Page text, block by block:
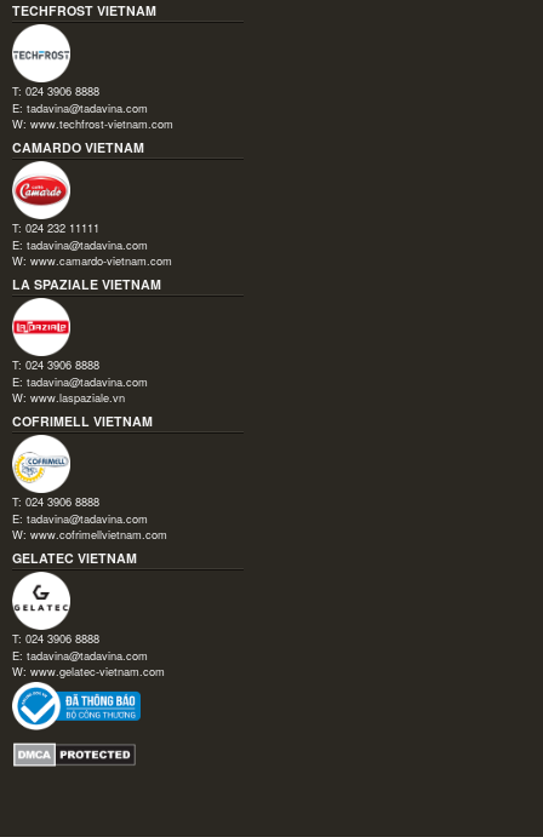
TECHFROST VIETNAM
T: 024 3906 8888
E: tadavina@tadavina.com
W: www.techfrost-vietnam.com
CAMARDO VIETNAM
T: 024 232 11111
E: tadavina@tadavina.com
W: www.camardo-vietnam.com
LA SPAZIALE VIETNAM
T: 024 3906 8888
E: tadavina@tadavina.com
W: www.laspaziale.vn
COFRIMELL VIETNAM
T: 024 3906 8888
E: tadavina@tadavina.com
W: www.cofrimellvietnam.com
GELATEC VIETNAM
T: 024 3906 8888
E: tadavina@tadavina.com
W: www.gelatec-vietnam.com